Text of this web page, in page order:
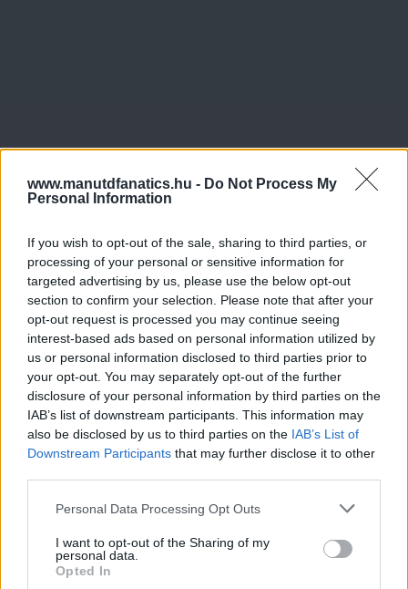
www.manutdfanatics.hu - Do Not Process My
Personal Information
If you wish to opt-out of the sale, sharing to third parties, or
processing of your personal or sensitive information for
targeted advertising by us, please use the below opt-out
section to confirm your selection. Please note that after your
opt-out request is processed you may continue seeing
interest-based ads based on personal information utilized by
us or personal information disclosed to third parties prior to
your opt-out. You may separately opt-out of the further
disclosure of your personal information by third parties on the
IAB’s list of downstream participants. This information may
also be disclosed by us to third parties on the IAB’s List of
Downstream Participants that may further disclose it to other
Please note that this website/app uses one or more Google
not limited to your visit or usage behaviour. You may click to
grant or deny consent to Google and its third-party tags to
use your data for below specified purposes in below Google
Personal Data Processing Opt Outs
I want to opt-out of the Sharing of my
personal data.
Opted In
Meccs Center
Paris Saint-Germainvs
Manchester United
Felkészülési szezon 4. mérkőzés
Nya Ullevi, Göteborg
2026-08-08 17:00